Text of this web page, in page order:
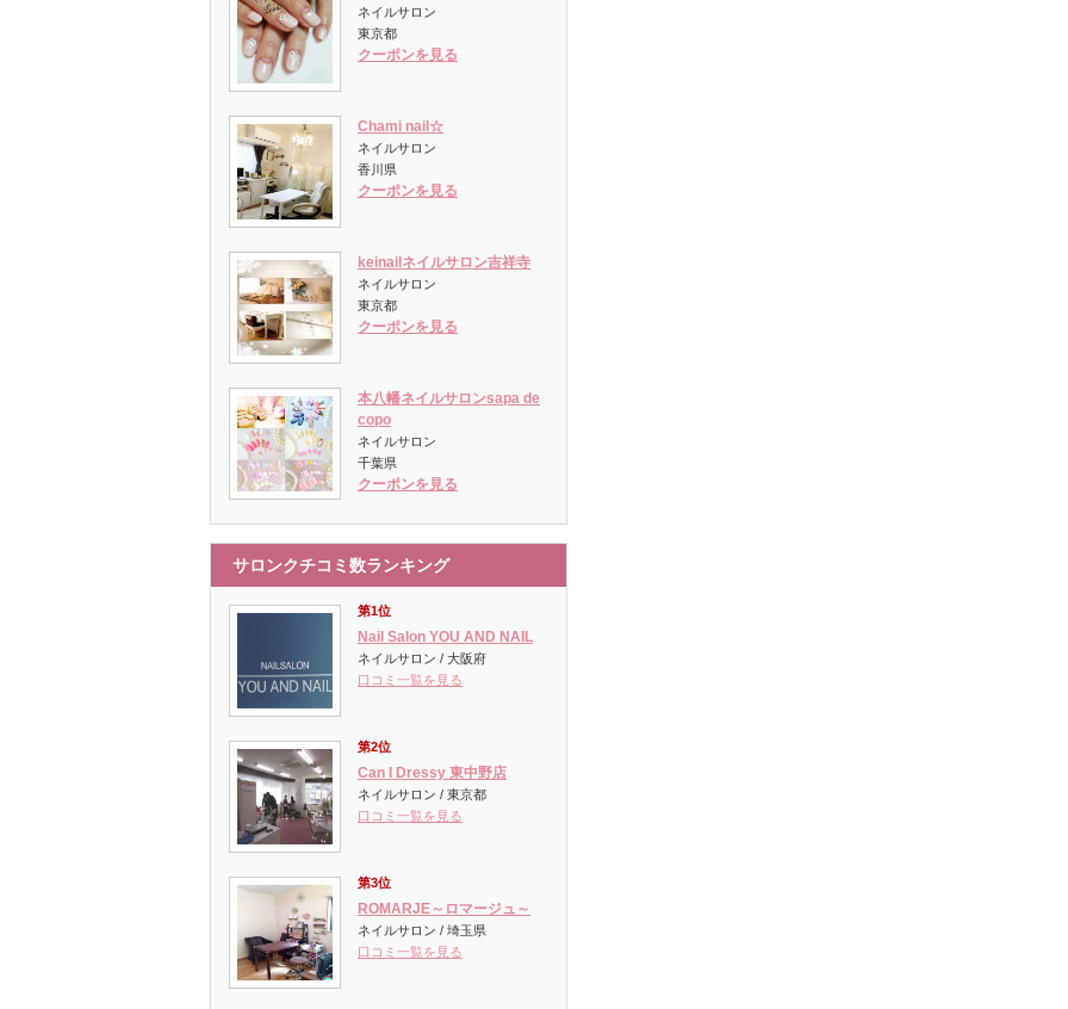
ネイルサロン
東京都
クーポンを見る
Chami nail☆
ネイルサロン
香川県
クーポンを見る
keinailネイルサロン吉祥寺
ネイルサロン
東京都
クーポンを見る
本八幡ネイルサロンsapa de
copo
ネイルサロン
千葉県
クーポンを見る
サロンクチコミ数ランキング
第1位
Nail Salon YOU AND NAIL
ネイルサロン / 大阪府
口コミ一覧を見る
第2位
Can I Dressy 東中野店
ネイルサロン / 東京都
口コミ一覧を見る
第3位
ROMARJE～ロマージュ～
ネイルサロン / 埼玉県
口コミ一覧を見る